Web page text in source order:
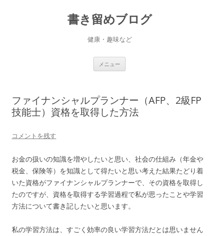
書き留めブログ
健康・趣味など
メニュー
ス
キ
ッ
ファイナンシャルプランナー（AFP、2級FP
技能士）資格を取得した方法
コメントを残す
お金の扱いの知識を増やしたいと思い、社会の仕組み（年金や
税金、保険等）を知識として得たいと思い考えた結果たどり着
いた資格がファイナンシャルプランナーで、その資格を取得し
たのですが、資格を取得する学習過程で私が思ったことや学習
方法について書き記したいと思います。
私の学習方法は、すごく効率の良い学習方法だとは思いません